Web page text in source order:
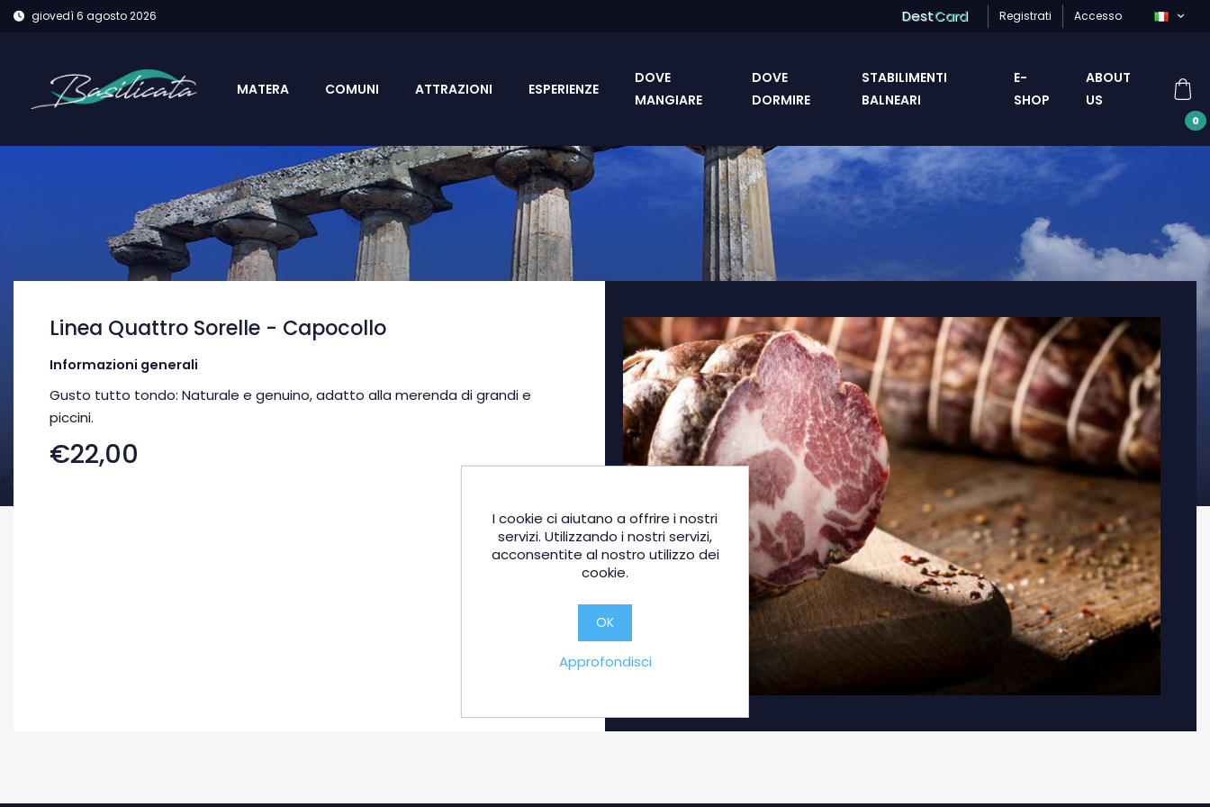
giovedì 6 agosto 2026 DestCard Registrati Accesso
MATERA COMUNI ATTRAZIONI ESPERIENZE
DOVE
MANGIARE
DOVE
DORMIRE
STABILIMENTI
BALNEARI
E-
SHOP
ABOUT
US
0
Linea Quattro Sorelle - Capocollo
Informazioni generali
Gusto tutto tondo: Naturale e genuino, adatto alla merenda di grandi e
piccini.
€22,00
I cookie ci aiutano a offrire i nostri
servizi. Utilizzando i nostri servizi,
acconsentite al nostro utilizzo dei
cookie.
OK
Approfondisci